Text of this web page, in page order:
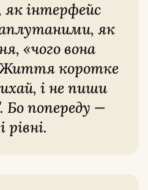
інтерфейс
як
«чого вона
Життя коротке
і не пиши
Бо попереду —
рівні.